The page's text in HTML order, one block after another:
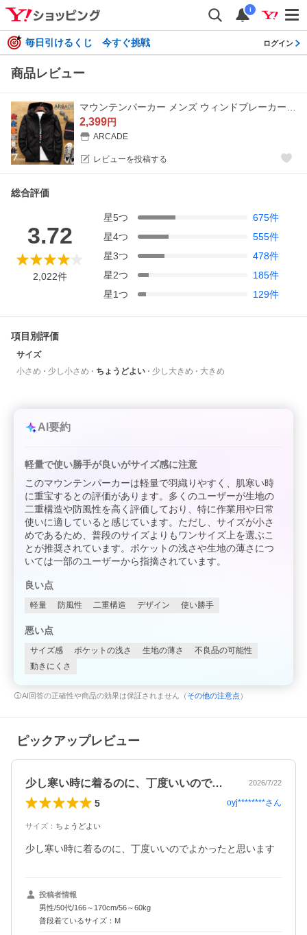
i
毎日引けるくじ 今すぐ挑戦 ログイン
商品レビュー
2,399円
ARCADE
レビューを投稿する
総合評価
3.72
2,022件
星5つ 675件
星4つ 555件
星3つ 478件
星2つ 185件
星1つ 129件
項目別評価
サイズ
小さめ
少し小さめ ちょうどよい 少し大きめ 大きめ
AI要約
軽量で使い勝手が良いがサイズ感に注意
このマウンテンパーカーは軽量で羽織りやすく、肌寒い時
に重宝するとの評価があります。多くのユーザーが生地の
二重構造や防風性を高く評価しており、特に作業用や日常
使いに適していると感じています。ただし、サイズが小さ
めであるため、普段のサイズよりもワンサイズ上を選ぶこ
とが推奨されています。ポケットの浅さや生地の薄さにつ
いては一部のユーザーから指摘されています。
良い点
軽量 防風性 二重構造 デザイン 使い勝手
悪い点
サイズ感 ポケットの浅さ 生地の薄さ
不良品の可能性
動きにくさ
AI回答の正確性や商品の効果は保証されません（ その他の注意点 ）
ピックアップレビュー
少し寒い時に着るのに、丁度いいのでよか… 2026/7/22
5 oyj********さん
サイズ ： ちょうどよい
少し寒い時に着るのに、丁度いいのでよかったと思います
投稿者情報
男性/50代/166～170cm/56～60kg
普段着ているサイズ：M